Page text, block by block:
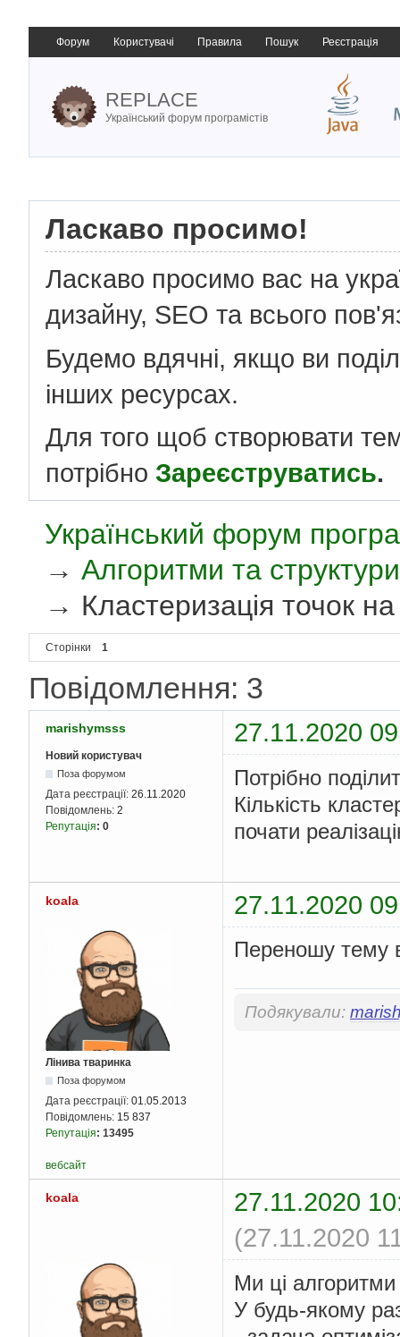
Форум Користувачі Правила Пошук Реєстрація
REPLACE
Український форум програмістів
Ласкаво просимо!
Ласкаво просимо вас на
дизайну, SEO та всього
Будемо вдячні, якщо ви
інших ресурсах.
Для того щоб створювати
потрібно Зареєструватись.
Український форум
→Алгоритми та
→ Кластеризація точок
Сторінки 1
Повідомлення: 3
marishymsss 27.11.2020
Новий користувач
Поза форумом
Дата реєстрації: 26.11.2020
Повідомлень: 2
Репутація: 0
Потрібно
Кількість
почати
koala 27.11.2020
Лінива тваринка
Поза форумом
Дата реєстрації: 01.05.2013
Повідомлень: 15 837
Репутація: 13495
Переношу тему
Подякували:
вебсайт
koala
27.11.2020
(27.11.2020
Ми ці алгоритми
У будь-якому